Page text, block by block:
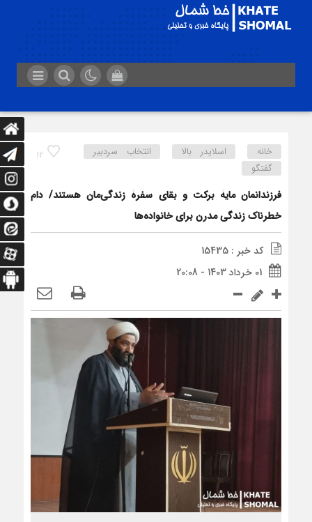
12 خانه اسلایدر بالا
انتخاب سردبیر
گفتگو
فرزندانمان مایۀ برکت و بقای سفرۀ زندگی‌مان هستند/ دام
خطرناک زندگی مدرن برای خانواده‌ها
کد خبر : 15435
01 خرداد 1403 - 20:08